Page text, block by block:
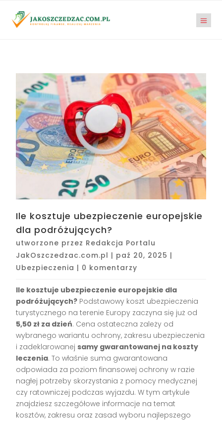
Ile kosztuje ubezpieczenie europejskie
dla podróżujących?
utworzone przez Redakcja Portalu
JakOszczedzac.com.pl | paź 20, 2025 |
Ubezpieczenia | 0 komentarzy
Ile kosztuje ubezpieczenie europejskie dla
podróżujących? Podstawowy koszt ubezpieczenia
turystycznego na terenie Europy zaczyna się już od
5,50 zł za dzień. Cena ostateczna zależy od
wybranego wariantu ochrony, zakresu ubezpieczenia
i zadeklarowanej samy gwarantowanej na koszty
leczenia. To właśnie suma gwarantowana
odpowiada za poziom finansowej ochrony w razie
nagłej potrzeby skorzystania z pomocy medycznej
czy ratowniczej podczas wyjazdu. W tym artykule
znajdziesz szczegółowe informacje na temat
kosztów, zakresu oraz zasad wyboru najlepszego